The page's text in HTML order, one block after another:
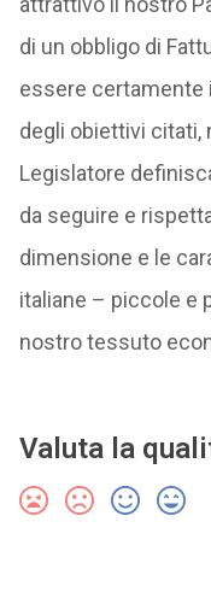
di un obbligo di
essere certamente
degli obiettivi citati,
Legislatore
da seguire e
dimensione e le
italiane – piccole e
nostro tessuto
Valuta la